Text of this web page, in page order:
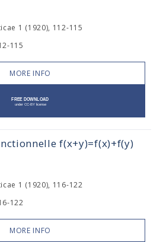
1 (1920), 112-115
115
MORE INFO
f(x+y)=f(x)+f(y)
1 (1920), 116-122
122
MORE INFO